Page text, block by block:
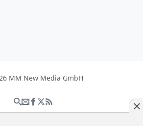
MM New Media GmbH